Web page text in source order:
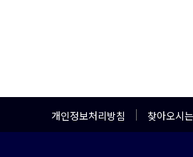
개인정보처리방침 찾아오시